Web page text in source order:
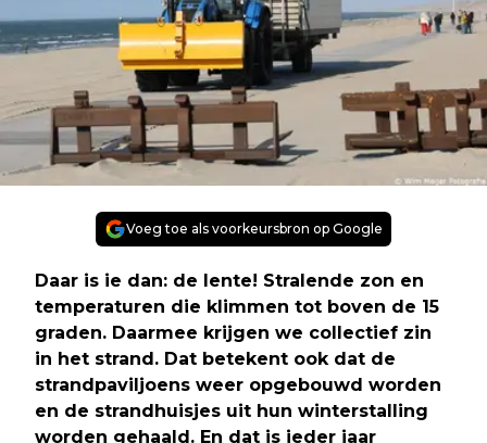
Voeg toe als voorkeursbron op Google
Daar is ie dan: de lente! Stralende zon en
temperaturen die klimmen tot boven de 15
graden. Daarmee krijgen we collectief zin
in het strand. Dat betekent ook dat de
strandpaviljoens weer opgebouwd worden
en de strandhuisjes uit hun winterstalling
worden gehaald. En dat is ieder jaar